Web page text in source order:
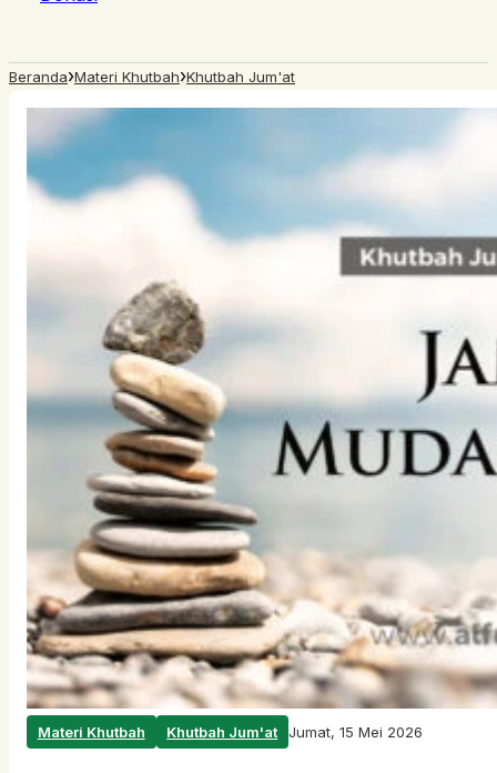
Beranda›Materi Khutbah›Khutbah Jum'at
Materi Khutbah Khutbah Jum'at Jumat, 15 Mei 2026